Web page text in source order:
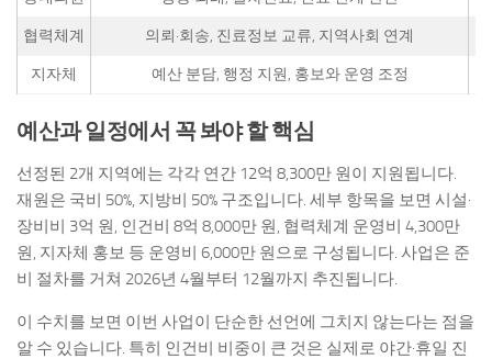
협력체계 의뢰·회송, 진료정보 교류, 지역사회 연계
지자체 예산 분담, 행정 지원, 홍보와 운영 조정
예산과 일정에서 꼭 봐야 할 핵심
선정된 2개 지역에는 각각 연간 12억 8,300만 원이 지원됩니다.
재원은 국비 50%, 지방비 50% 구조입니다. 세부 항목을 보면 시설·
장비비 3억 원, 인건비 8억 8,000만 원, 협력체계 운영비 4,300만
원, 지자체 홍보 등 운영비 6,000만 원으로 구성됩니다. 사업은 준
비 절차를 거쳐 2026년 4월부터 12월까지 추진됩니다.
이 수치를 보면 이번 사업이 단순한 선언에 그치지 않는다는 점을
알 수 있습니다. 특히 인건비 비중이 큰 것은 실제로 야간·휴일 진